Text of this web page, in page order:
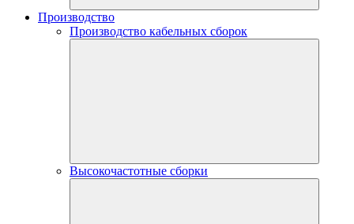
Производство
Производство кабельных сборок
Высокочастотные сборки